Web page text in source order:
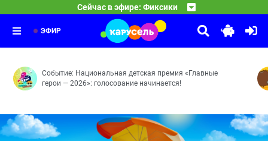
Сейчас в эфире: Фиксики
04:00
Фиксики
Цыплёнок — Радионяня — Узлы — Лифт — Чертёж —
ЭФИР
Событие: Национальная детская премия «Главные
герои — 2026»: голосование начинается!